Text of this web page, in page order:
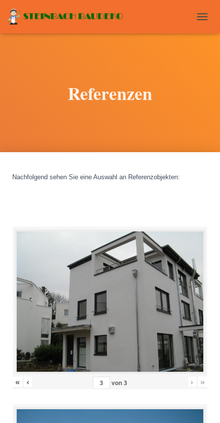
O
Referenzen
Nachfolgend sehen Sie eine Auswahl an Referenzobjekten:
« ‹ von 3 › »